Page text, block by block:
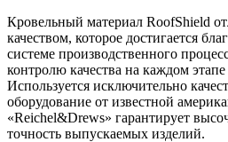
Кровельный материал RoofShield
качеством, которое достигается
системе производственного
контролю качества на каждом этапе
Используется исключительно
оборудование от известной
«Reichel&Drews» гарантирует
точность выпускаемых изделий.